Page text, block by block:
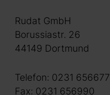
Rudat GmbH
Borussiastr. 26
44149 Dortmund
Telefon: 0231 656677
Fax: 0231 656990